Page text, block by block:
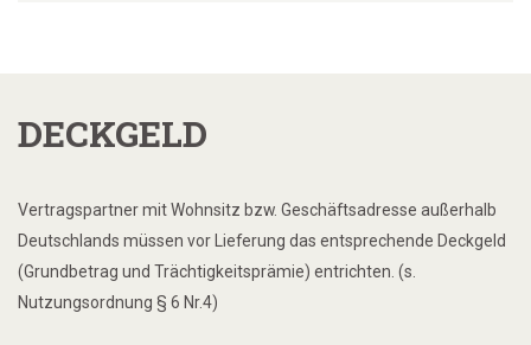
DECKGELD
Vertragspartner mit Wohnsitz bzw. Geschäftsadresse außerhalb
Deutschlands müssen vor Lieferung das entsprechende Deckgeld
(Grundbetrag und Trächtigkeitsprämie) entrichten. (s.
Nutzungsordnung § 6 Nr.4)